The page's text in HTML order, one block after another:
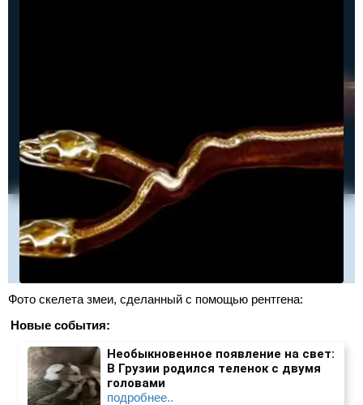
Фото скелета змеи, сделанный с помощью рентгена:
Новые события:
Необыкновенное появление на свет:
В Грузии родился теленок с двумя
головами
подробнее..